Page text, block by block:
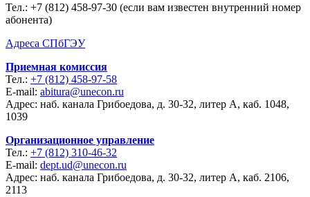
Тел.: +7 (812) 458-97-30 (если вам известен внутренний номер
абонента)
Адреса СПбГЭУ
Приемная комиссия
Тел.: +7 (812) 458-97-58
E-mail: abitura@unecon.ru
Адрес: наб. канала Грибоедова, д. 30-32, литер А, каб. 1048,
1039
Организационное управление
Тел.: +7 (812) 310-46-32
E-mail: dept.ud@unecon.ru
Адрес: наб. канала Грибоедова, д. 30-32, литер А, каб. 2106,
2113